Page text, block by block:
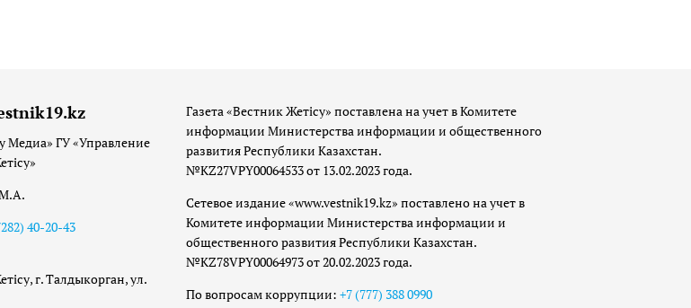
Медиа» ГУ «Управление
М.А.
40-20-43
г. Талдыкорган, ул.
Газета «Вестник Жетісу» поставлена на учет в Комитете
информации Министерства информации и общественного
развития Республики Казахстан.
№KZ27VPY00064533 от 13.02.2023 года.
Сетевое издание «www.vestnik19.kz» поставлено на учет в
Комитете информации Министерства информации и
общественного развития Республики Казахстан.
№KZ78VPY00064973 от 20.02.2023 года.
По вопросам коррупции: +7 (777) 388 0990